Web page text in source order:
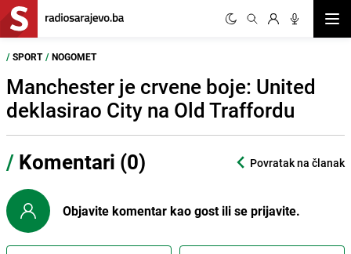
/ SPORT / NOGOMET
Manchester je crvene boje: United
deklasirao City na Old Traffordu
/ Komentari (0) Povratak na članak
Objavite komentar kao gost ili se prijavite.